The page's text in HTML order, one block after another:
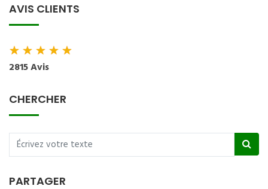
AVIS CLIENTS
★★★★★
2815 Avis
CHERCHER
PARTAGER